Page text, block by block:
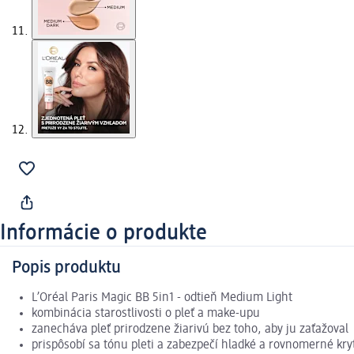
Informácie o produkte
Popis produktu
L’Oréal Paris Magic BB 5in1 - odtieň Medium Light
kombinácia starostlivosti o pleť a make-upu
zanecháva pleť prirodzene žiarivú bez toho, aby ju zaťažoval
prispôsobí sa tónu pleti a zabezpečí hladké a rovnomerné